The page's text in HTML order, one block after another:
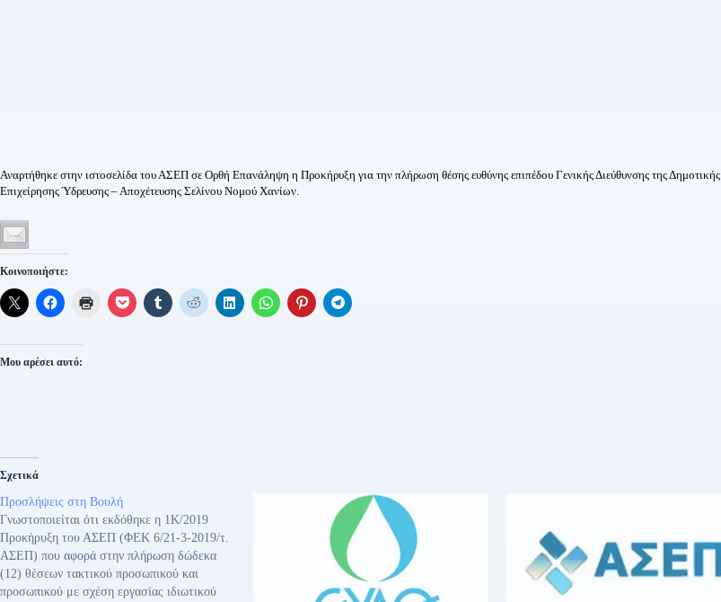
Αναρτήθηκε στην ιστοσελίδα του ΑΣΕΠ σε Ορθή Επανάληψη η Προκήρυξη για την πλήρωση θέσης ευθύνης επιπέδου Γενικής Διεύθυνσης της Δημοτικής
Επιχείρησης Ύδρευσης – Αποχέτευσης Σελίνου Νομού Χανίων.
Κοινοποιήστε:
Μου αρέσει αυτό:
Σχετικά
Προσλήψεις στη Βουλή
Γνωστοποιείται ότι εκδόθηκε η 1Κ/2019
Προκήρυξη του ΑΣΕΠ (ΦΕΚ 6/21-3-2019/τ.
ΑΣΕΠ) που αφορά στην πλήρωση δώδεκα
(12) θέσεων τακτικού προσωπικού και
προσωπικού με σχέση εργασίας ιδιωτικού